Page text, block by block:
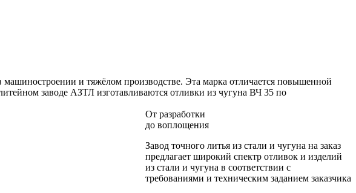
и тяжёлом производстве. Эта марка отличается повышенной
заводе АЗТЛ изготавливаются отливки из чугуна ВЧ 35 по
От разработки
до воплощения
Завод точного литья из стали и чугуна на заказ
предлагает широкий спектр отливок и изделий
из стали и чугуна в соответствии с
требованиями и техническим заданием заказчика